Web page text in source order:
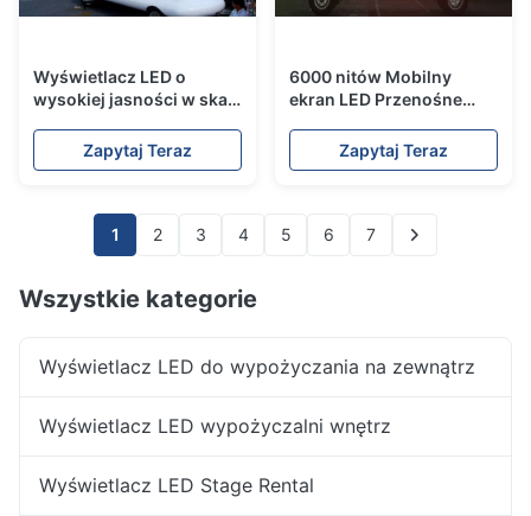
Wyświetlacz LED o
wysokiej jasności w skali
Wyświetlacz wideo
Dostosowany rozmiar
Zapytaj Teraz
6000 nitów Mobilny
ekran LED Przenośne
rozmiarach Dostępne
Zapytaj Teraz
1 2 3 4 5 6 7
Wszystkie kategorie
Wyświetlacz LED do wypożyczania na zewnątrz
Wyświetlacz LED wypożyczalni wnętrz
Wyświetlacz LED Stage Rental